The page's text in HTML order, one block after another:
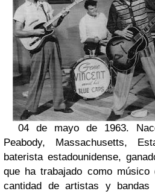
04 de mayo de 1963.
Peabody, Massachusetts,
baterista estadounidense,
que ha trabajado como
cantidad de artistas y bandas